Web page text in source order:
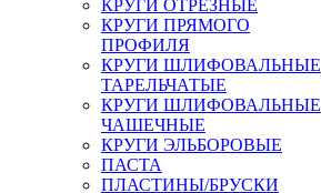
КРУГИ ОТРЕЗНЫЕ
КРУГИ ПРЯМОГО
ПРОФИЛЯ
КРУГИ ШЛИФОВАЛЬНЫЕ
ТАРЕЛЬЧАТЫЕ
КРУГИ ШЛИФОВАЛЬНЫЕ
ЧАШЕЧНЫЕ
КРУГИ ЭЛЬБОРОВЫЕ
ПАСТА
ПЛАСТИНЫ/БРУСКИ